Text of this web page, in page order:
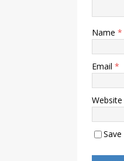
Name *
Email *
Website